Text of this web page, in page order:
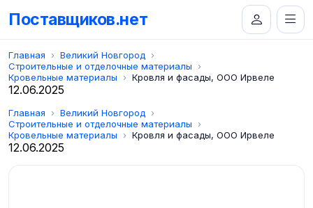
Поставщиков.нет
Главная
Великий Новгород
Строительные и отделочные материалы
Кровельные материалы
Кровля и фасады, ООО Ирвеле
12.06.2025
Главная
Великий Новгород
Строительные и отделочные материалы
Кровельные материалы
Кровля и фасады, ООО Ирвеле
12.06.2025